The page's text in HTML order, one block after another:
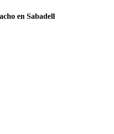
en Sabadell